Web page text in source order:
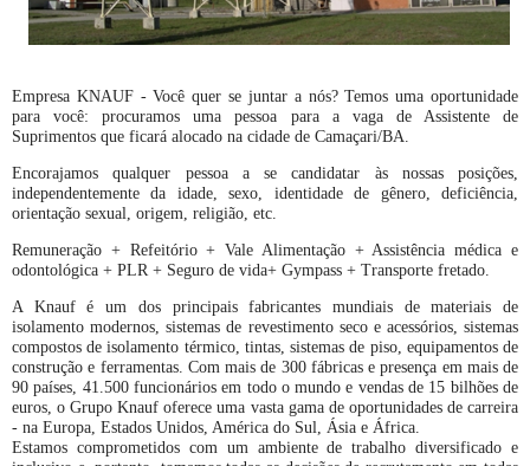
Empresa KNAUF - Você quer se juntar a nós? Temos uma oportunidade
para você: procuramos uma pessoa para a vaga de Assistente de
Suprimentos que ficará alocado na cidade de Camaçari/BA.
Encorajamos qualquer pessoa a se candidatar às nossas posições,
independentemente da idade, sexo, identidade de gênero, deficiência,
orientação sexual, origem, religião, etc.
Remuneração + Refeitório + Vale Alimentação + Assistência médica e
odontológica + PLR + Seguro de vida+ Gympass + Transporte fretado.
A Knauf é um dos principais fabricantes mundiais de materiais de
isolamento modernos, sistemas de revestimento seco e acessórios, sistemas
compostos de isolamento térmico, tintas, sistemas de piso, equipamentos de
construção e ferramentas. Com mais de 300 fábricas e presença em mais de
90 países, 41.500 funcionários em todo o mundo e vendas de 15 bilhões de
euros, o Grupo Knauf oferece uma vasta gama de oportunidades de carreira
- na Europa, Estados Unidos, América do Sul, Ásia e África.
Estamos comprometidos com um ambiente de trabalho diversificado e